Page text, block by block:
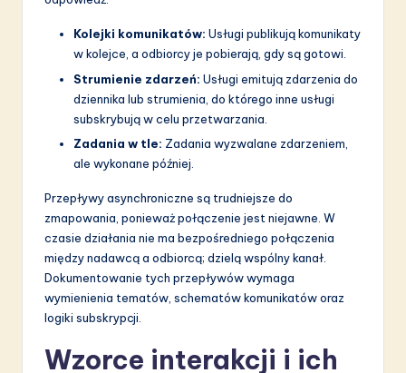
Kolejki komunikatów: Usługi publikują komunikaty
w kolejce, a odbiorcy je pobierają, gdy są gotowi.
Strumienie zdarzeń: Usługi emitują zdarzenia do
dziennika lub strumienia, do którego inne usługi
subskrybują w celu przetwarzania.
Zadania w tle: Zadania wyzwalane zdarzeniem,
ale wykonane później.
Przepływy asynchroniczne są trudniejsze do
zmapowania, ponieważ połączenie jest niejawne. W
czasie działania nie ma bezpośredniego połączenia
między nadawcą a odbiorcą; dzielą wspólny kanał.
Dokumentowanie tych przepływów wymaga
wymienienia tematów, schematów komunikatów oraz
logiki subskrypcji.
Wzorce interakcji i ich